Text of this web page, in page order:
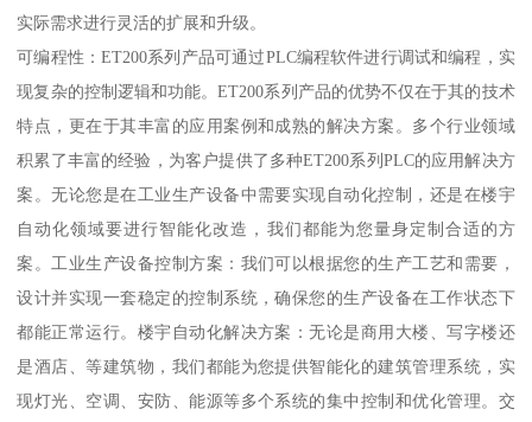
实际需求进行灵活的扩展和升级。
可编程性：ET200系列产品可通过PLC编程软件进行调试和编程，实
现复杂的控制逻辑和功能。ET200系列产品的优势不仅在于其的技术
特点，更在于其丰富的应用案例和成熟的解决方案。多个行业领域
积累了丰富的经验，为客户提供了多种ET200系列PLC的应用解决方
案。无论您是在工业生产设备中需要实现自动化控制，还是在楼宇
自动化领域要进行智能化改造，我们都能为您量身定制合适的方
案。工业生产设备控制方案：我们可以根据您的生产工艺和需要，
设计并实现一套稳定的控制系统，确保您的生产设备在工作状态下
都能正常运行。楼宇自动化解决方案：无论是商用大楼、写字楼还
是酒店、等建筑物，我们都能为您提供智能化的建筑管理系统，实
现灯光、空调、安防、能源等多个系统的集中控制和优化管理。交